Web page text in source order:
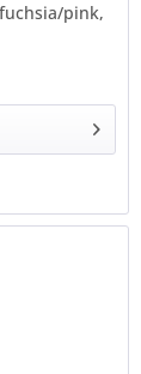
pink,